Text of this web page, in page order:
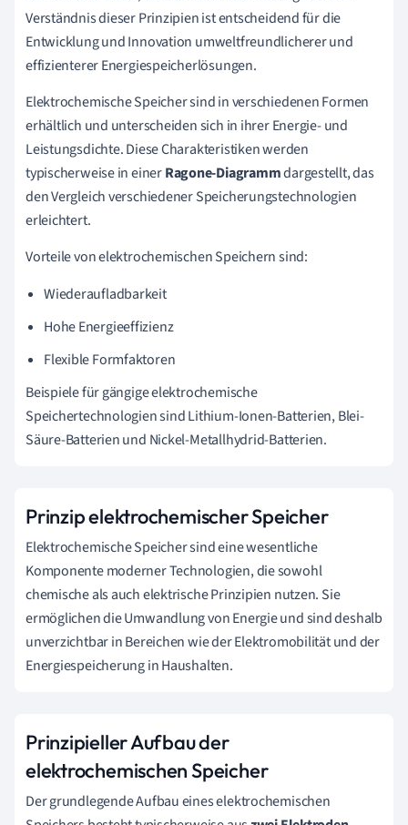
Verständnis dieser Prinzipien ist entscheidend für die
Entwicklung und Innovation umweltfreundlicherer und
effizienterer Energiespeicherlösungen.
Elektrochemische Speicher sind in verschiedenen Formen
erhältlich und unterscheiden sich in ihrer Energie- und
Leistungsdichte. Diese Charakteristiken werden
typischerweise in einerRagone-Diagrammdargestellt, das
den Vergleich verschiedener Speicherungstechnologien
erleichtert.
Vorteile von elektrochemischen Speichern sind:
Wiederaufladbarkeit
Hohe Energieeffizienz
Flexible Formfaktoren
Beispiele für gängige elektrochemische
Speichertechnologien sind Lithium-Ionen-Batterien, Blei-
Säure-Batterien und Nickel-Metallhydrid-Batterien.
Prinzip elektrochemischer Speicher
Elektrochemische Speicher sind eine wesentliche
Komponente moderner Technologien, die sowohl
chemische als auch elektrische Prinzipien nutzen. Sie
ermöglichen die Umwandlung von Energie und sind deshalb
unverzichtbar in Bereichen wie der Elektromobilität und der
Energiespeicherung in Haushalten.
Prinzipieller Aufbau der
elektrochemischen Speicher
Der grundlegende Aufbau eines elektrochemischen